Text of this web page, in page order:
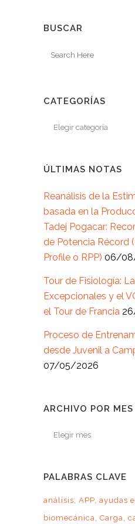
BUSCAR
CATEGORÍAS
ÚLTIMAS NOTAS
Reanálisis de la
basada en la
Tadej Pogacar:
de Potencia Récord
Profile o RPP) 06/
Tour de Fisiología:
Excepcionales y el
el Tour de Francia
Proceso de
desde Juvenil a
07/05/2026
ARCHIVO POR MES
Archivo
PALABRAS CLAVE
análisis APP ayudas
biomecánica Carga